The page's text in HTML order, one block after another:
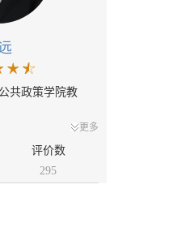
共政策学院教
更多
评价数
295